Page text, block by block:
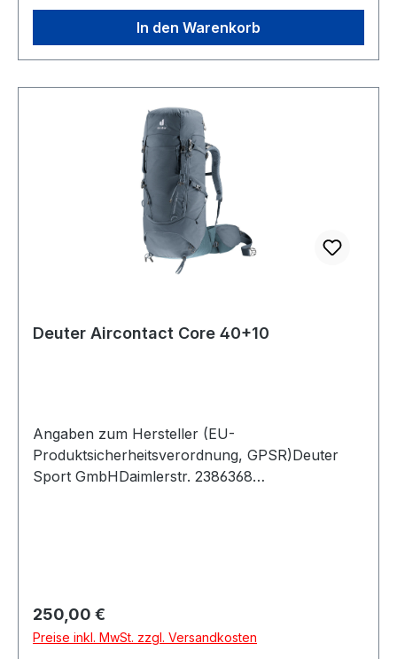
In den Warenkorb
Deuter Aircontact Core 40+10
Angaben zum Hersteller (EU-
Produktsicherheitsverordnung, GPSR)Deuter
Sport GmbHDaimlerstr. 2386368
Regulärer Preis:
250,00 €
Preise inkl. MwSt. zzgl. Versandkosten